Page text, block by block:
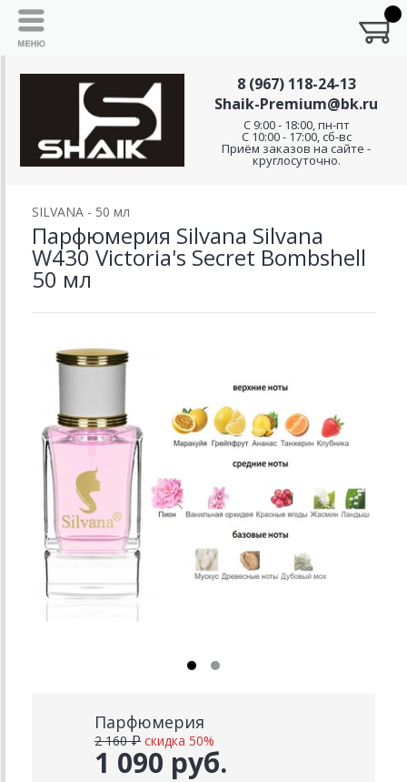
8 (967) 118-24-13
Shaik-Premium@bk.ru
C 9:00 - 18:00, пн-пт
С 10:00 - 17:00, сб-вс
Приём заказов на сайте -
круглосуточно.
SILVANA - 50 мл
Парфюмерия Silvana Silvana
W430 Victoria's Secret Bombshell
50 мл
Парфюмерия
1 090 руб.
2 160 ₽ скидка 50%